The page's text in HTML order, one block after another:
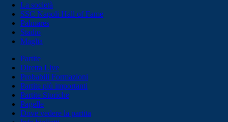
La società
SSC Napoli Hall of Fame
Palmares
Stadio
Maglia
Partite
Diretta Live
Probabili Formazioni
Partite più importanti
Partite Storiche
Pagelle
Dove vedere la partita